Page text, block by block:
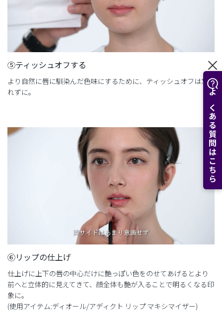
よくある質問はこちら
⑤ティッシュオフする
より自然に唇に馴染んだ色味にするために、ティッシュオフは忘
れずに。
⑥リップの仕上げ
仕上げに上下の唇の中心だけに艶っぽい色をのせてあげるとより
前へと立体的に見えてきて、顔全体も艶が入ることで明るくなる印
象に。
(使用アイテム:ディオール/アディクト リップ マキシマイザー)